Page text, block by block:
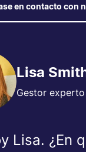
en contacto con
Lisa
Gestor
Lisa. ¿En